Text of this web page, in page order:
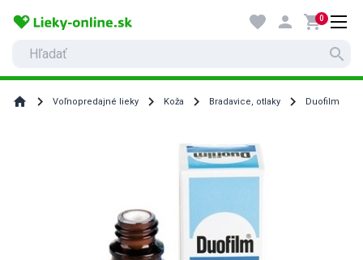
search
favorite person shopping_cart0
home Voľnopredajné lieky Koža Bradavice, otlaky Duofilm